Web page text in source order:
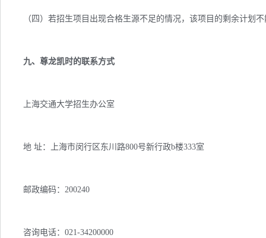
（四）若招生项目出现合格生源不足的情况，该项目的剩余计划不
九、尊龙凯时的联系方式
上海交通大学招生办公室
地 址：上海市闵行区东川路800号新行政b楼333室
邮政编码：200240
咨询电话：021-34200000